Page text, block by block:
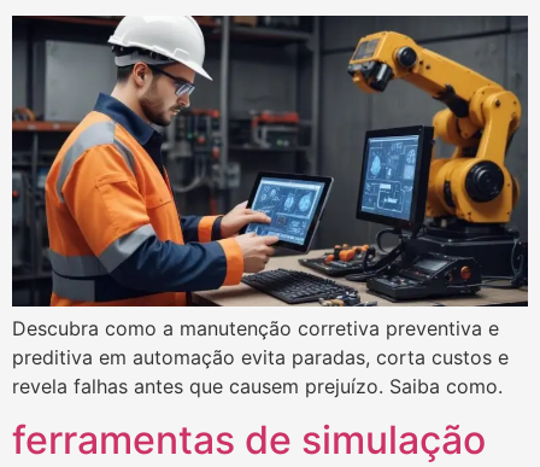
Descubra como a manutenção corretiva preventiva e
preditiva em automação evita paradas, corta custos e
revela falhas antes que causem prejuízo. Saiba como.
ferramentas de simulação